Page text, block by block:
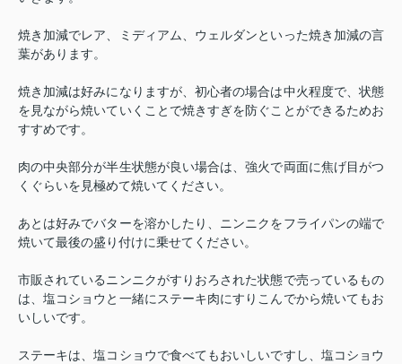
焼き加減でレア、ミディアム、ウェルダンといった焼き加減の言
葉があります。
焼き加減は好みになりますが、初心者の場合は中火程度で、状態
を見ながら焼いていくことで焼きすぎを防ぐことができるためお
すすめです。
肉の中央部分が半生状態が良い場合は、強火で両面に焦げ目がつ
くぐらいを見極めて焼いてください。
あとは好みでバターを溶かしたり、ニンニクをフライパンの端で
焼いて最後の盛り付けに乗せてください。
市販されているニンニクがすりおろされた状態で売っているもの
は、塩コショウと一緒にステーキ肉にすりこんでから焼いてもお
いしいです。
ステーキは、塩コショウで食べてもおいしいですし、塩コショウ